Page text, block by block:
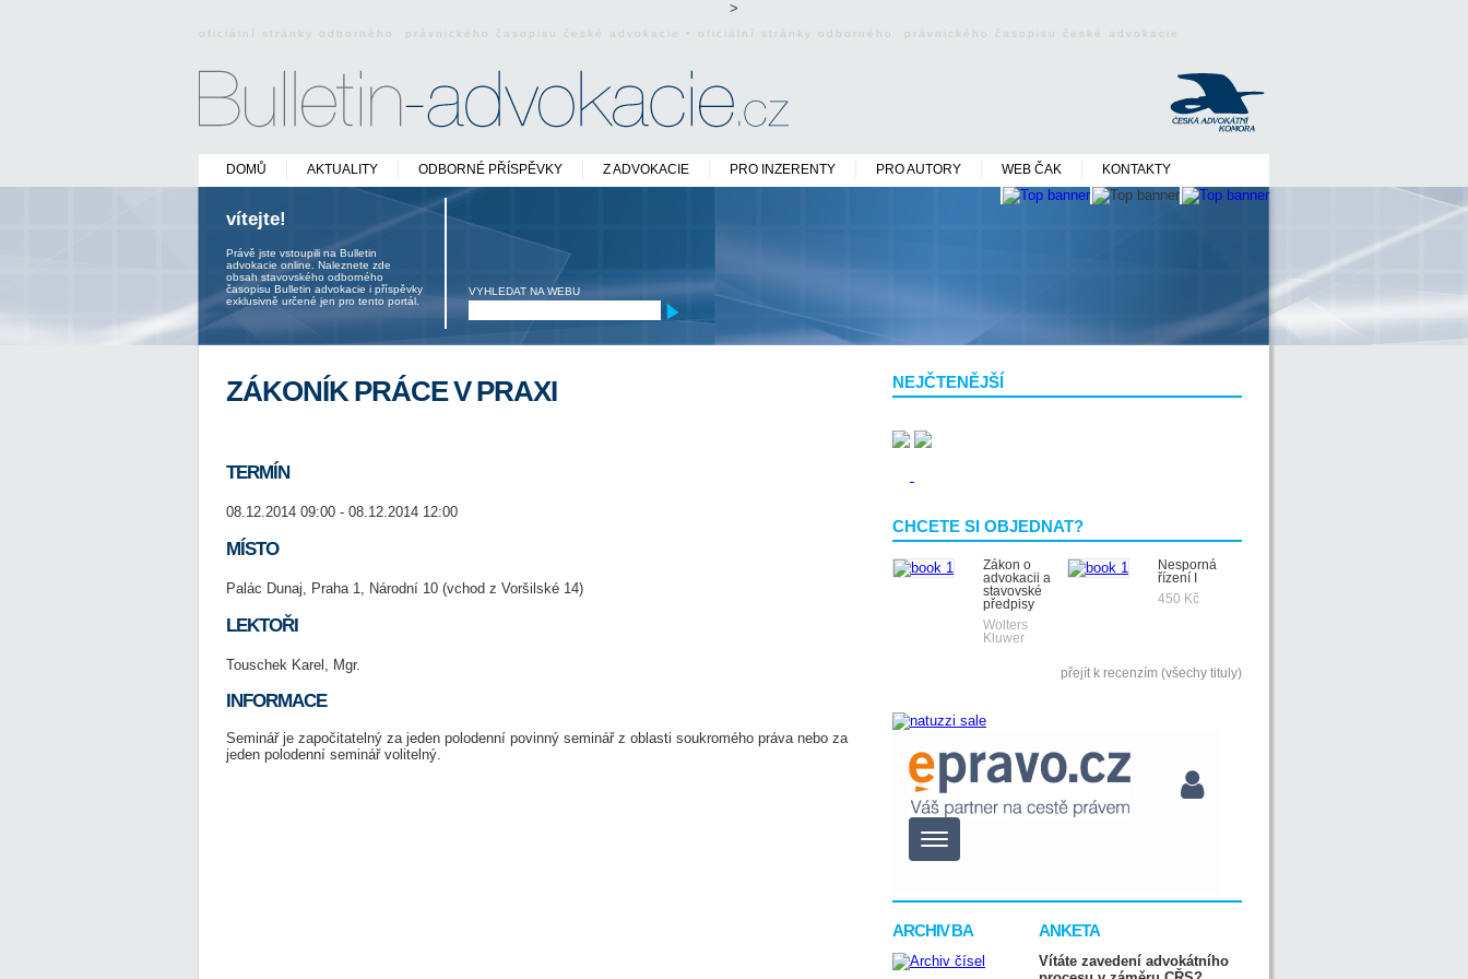
>
oficiální stránky odborného právnického časopisu české advokacie • oficiální stránky odborného právnického časopisu české advokacie
DOMŮ AKTUALITY ODBORNÉ PŘÍSPĚVKY Z ADVOKACIE PRO INZERENTY PRO AUTORY WEB ČAK KONTAKTY
vítejte!
Právě jste vstoupili na Bulletin
advokacie online. Naleznete zde
obsah stavovského odborného
časopisu Bulletin advokacie i příspěvky
exklusivně určené jen pro tento portál.
VYHLEDAT NA WEBU
NEJČTENĚJŠÍ
CHCETE SI OBJEDNAT?
Zákon o
advokacii a
stavovské
předpisy
Wolters
Kluwer
Nesporná
řízení I
450 Kč
přejít k recenzím (všechy tituly)
ARCHIV BA ANKETA
Vítáte zavedení advokátního
ZÁKONÍK PRÁCE V PRAXI
TERMÍN
08.12.2014 09:00 - 08.12.2014 12:00
MÍSTO
Palác Dunaj, Praha 1, Národní 10 (vchod z Voršilské 14)
LEKTOŘI
Touschek Karel, Mgr.
INFORMACE
Seminář je započitatelný za jeden polodenní povinný seminář z oblasti soukromého práva nebo za
jeden polodenní seminář volitelný.